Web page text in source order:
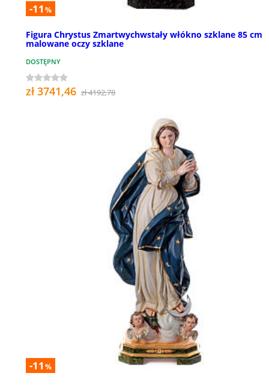
-11 %
Figura Chrystus Zmartwychwstały włókno szklane 85 cm
malowane oczy szklane
DOSTĘPNY
zł 3741,46 zł 4192,78
-11 %